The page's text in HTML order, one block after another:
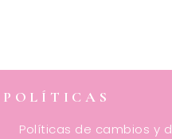
POLÍTICAS
Políticas de cambios y